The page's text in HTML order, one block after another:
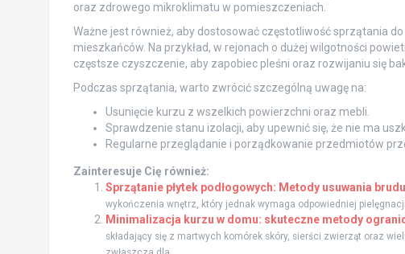
oraz zdrowego mikroklimatu w pomieszczeniach.
Ważne jest również, aby dostosować częstotliwość sprzątania
mieszkańców. Na przykład, w rejonach o dużej wilgotności
częstsze czyszczenie, aby zapobiec pleśni oraz rozwijaniu się
Podczas sprzątania, warto zwrócić szczególną uwagę na:
Usunięcie kurzu z wszelkich powierzchni oraz mebli.
Sprawdzenie stanu izolacji, aby upewnić się, że nie ma
Regularne przeglądanie i porządkowanie przedmiotów
Zainteresuje Cię również:
Sprzątanie płytek podłogowych: Metody usuwania
wykończenia wnętrz, który jednak wymaga odpowiedniej
Minimalizacja kurzu w domu: skuteczne metody
składający się z martwych komórek skóry, sierści zwierząt oraz